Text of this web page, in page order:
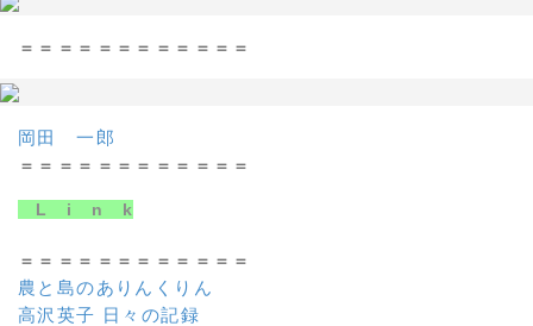
＝＝＝＝＝＝＝＝＝＝＝＝
岡田 一郎
＝＝＝＝＝＝＝＝＝＝＝＝
L i n k
＝＝＝＝＝＝＝＝＝＝＝＝
農と島のありんくりん
高沢英子 日々の記録